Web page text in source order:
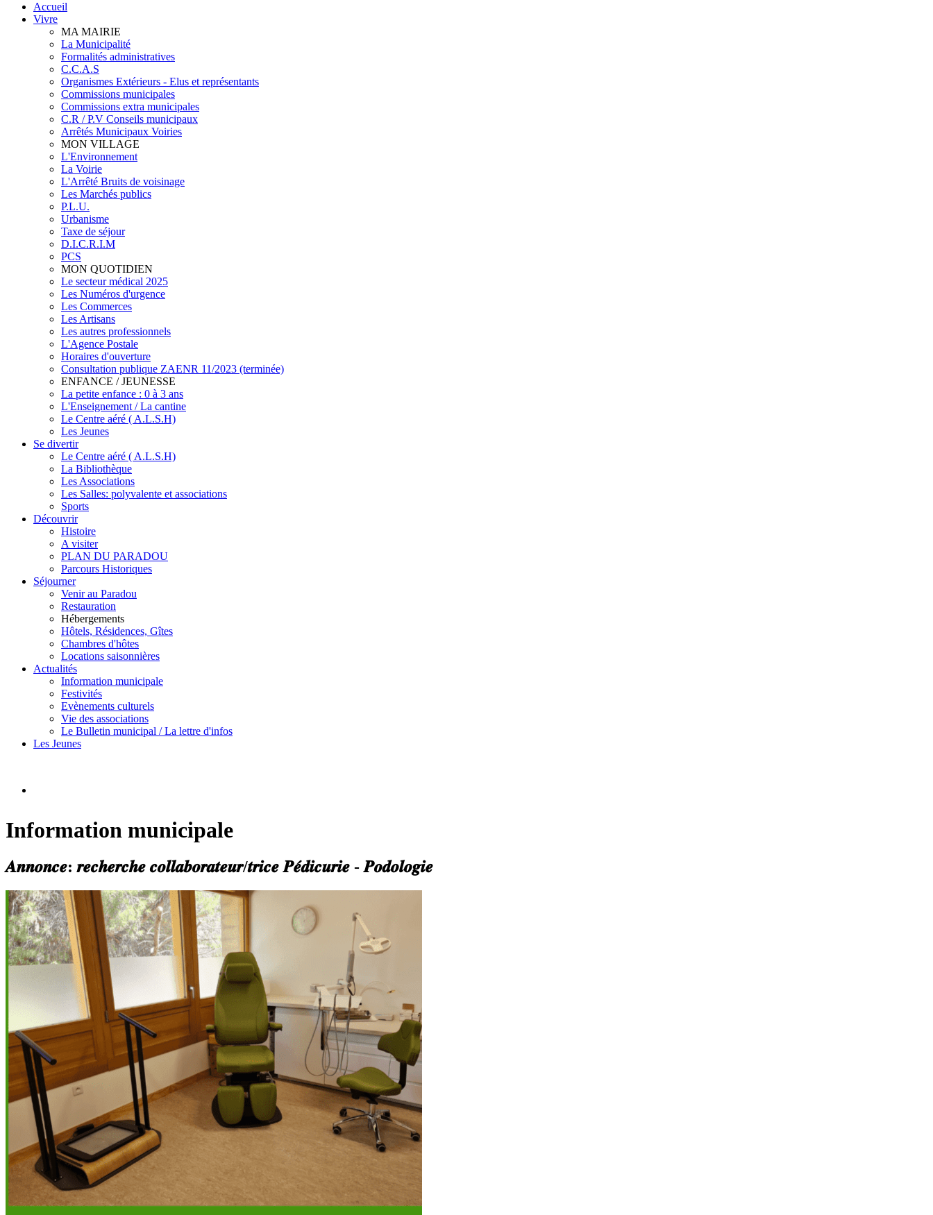
Accueil
Vivre
MA MAIRIE
La Municipalité
Formalités administratives
C.C.A.S
Organismes Extérieurs - Elus et représentants
Commissions municipales
Commissions extra municipales
C.R / P.V Conseils municipaux
Arrêtés Municipaux Voiries
MON VILLAGE
L'Environnement
La Voirie
L'Arrêté Bruits de voisinage
Les Marchés publics
P.L.U.
Urbanisme
Taxe de séjour
D.I.C.R.I.M
PCS
MON QUOTIDIEN
Le secteur médical 2025
Les Numéros d'urgence
Les Commerces
Les Artisans
Les autres professionnels
L'Agence Postale
Horaires d'ouverture
Consultation publique ZAENR 11/2023 (terminée)
ENFANCE / JEUNESSE
La petite enfance : 0 à 3 ans
L'Enseignement / La cantine
Le Centre aéré ( A.L.S.H)
Les Jeunes
Se divertir
Le Centre aéré ( A.L.S.H)
La Bibliothèque
Les Associations
Les Salles: polyvalente et associations
Sports
Découvrir
Histoire
A visiter
PLAN DU PARADOU
Parcours Historiques
Séjourner
Venir au Paradou
Restauration
Hébergements
Hôtels, Résidences, Gîtes
Chambres d'hôtes
Locations saisonnières
Actualités
Information municipale
Festivités
Evènements culturels
Vie des associations
Le Bulletin municipal / La lettre d'infos
Les Jeunes
Information municipale
𝑨𝒏𝒏𝒐𝒏𝒄𝒆: 𝒓𝒆𝒄𝒉𝒆𝒓𝒄𝒉𝒆 𝒄𝒐𝒍𝒍𝒂𝒃𝒐𝒓𝒂𝒕𝒆𝒖𝒓/𝒕𝒓𝒊𝒄𝒆 𝑷𝒆́𝒅𝒊𝒄𝒖𝒓𝒊𝒆 - 𝑷𝒐𝒅𝒐𝒍𝒐𝒈𝒊𝒆